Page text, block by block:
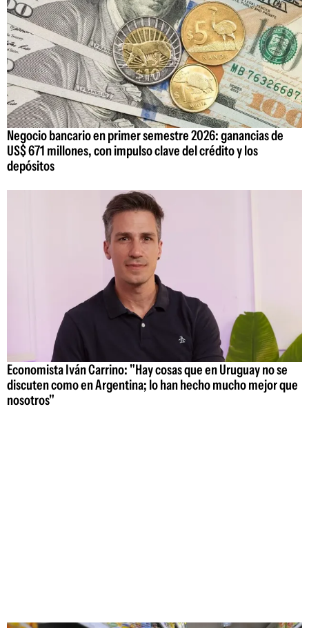
Negocio bancario en primer semestre 2026: ganancias de
US$ 671 millones, con impulso clave del crédito y los
depósitos
Economista Iván Carrino: "Hay cosas que en Uruguay no se
discuten como en Argentina; lo han hecho mucho mejor que
nosotros"